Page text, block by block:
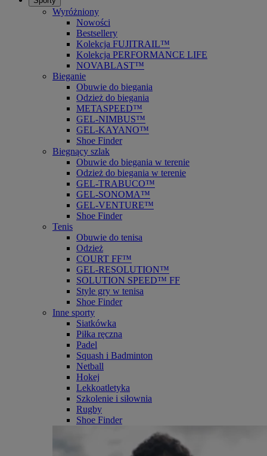
Wyróżniony
Nowości
Bestsellery
Kolekcja FUJITRAIL™
Kolekcja PERFORMANCE LIFE
NOVABLAST™
Bieganie
Obuwie do biegania
Odzież do biegania
METASPEED™
GEL-NIMBUS™
GEL-KAYANO™
Shoe Finder
Biegnący szlak
Obuwie do biegania w terenie
Odzież do biegania w terenie
GEL-TRABUCO™
GEL-SONOMA™
GEL-VENTURE™
Shoe Finder
Tenis
Obuwie do tenisa
Odzież
COURT FF™
GEL-RESOLUTION™
SOLUTION SPEED™ FF
Style gry w tenisa
Shoe Finder
Inne sporty
Siatkówka
Piłka ręczna
Padel
Squash i Badminton
Netball
Hokej
Lekkoatletyka
Szkolenie i siłownia
Rugby
Shoe Finder